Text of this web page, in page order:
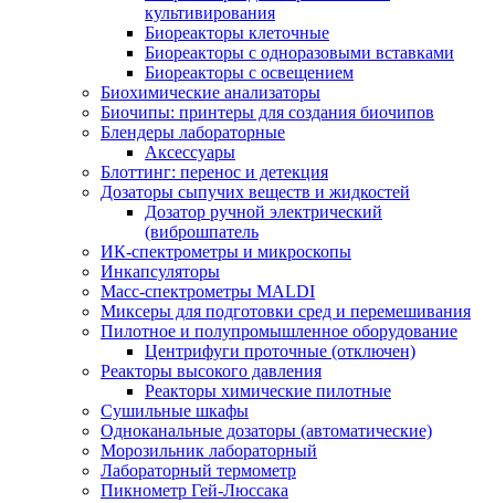
культивирования
Биореакторы клеточные
Биореакторы с одноразовыми вставками
Биореакторы с освещением
Биохимические анализаторы
Биочипы: принтеры для создания биочипов
Блендеры лабораторные
Аксессуары
Блоттинг: перенос и детекция
Дозаторы сыпучих веществ и жидкостей
Дозатор ручной электрический
(виброшпатель
ИК-спектрометры и микроскопы
Инкапсуляторы
Масс-спектрометры MALDI
Миксеры для подготовки сред и перемешивания
Пилотное и полупромышленное оборудование
Центрифуги проточные (отключен)
Реакторы высокого давления
Реакторы химические пилотные
Сушильные шкафы
Одноканальные дозаторы (автоматические)
Морозильник лабораторный
Лабораторный термометр
Пикнометр Гей-Люссака